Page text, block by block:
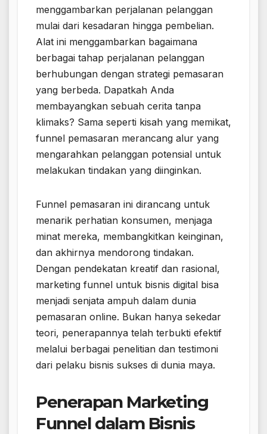
menggambarkan perjalanan pelanggan
mulai dari kesadaran hingga pembelian.
Alat ini menggambarkan bagaimana
berbagai tahap perjalanan pelanggan
berhubungan dengan strategi pemasaran
yang berbeda. Dapatkah Anda
membayangkan sebuah cerita tanpa
klimaks? Sama seperti kisah yang memikat,
funnel pemasaran merancang alur yang
mengarahkan pelanggan potensial untuk
melakukan tindakan yang diinginkan.
Funnel pemasaran ini dirancang untuk
menarik perhatian konsumen, menjaga
minat mereka, membangkitkan keinginan,
dan akhirnya mendorong tindakan.
Dengan pendekatan kreatif dan rasional,
marketing funnel untuk bisnis digital bisa
menjadi senjata ampuh dalam dunia
pemasaran online. Bukan hanya sekedar
teori, penerapannya telah terbukti efektif
melalui berbagai penelitian dan testimoni
dari pelaku bisnis sukses di dunia maya.
Penerapan Marketing
Funnel dalam Bisnis